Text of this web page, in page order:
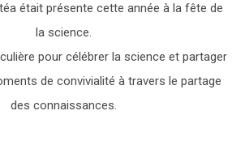
était présente cette année à la fête de
la science.
pour célébrer la science et partager
de convivialité à travers le partage
des connaissances.